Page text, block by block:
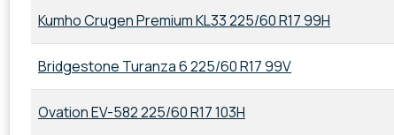
Kumho Crugen Premium KL33 225/60 R17 99H
Bridgestone Turanza 6 225/60 R17 99V
Ovation EV-582 225/60 R17 103H